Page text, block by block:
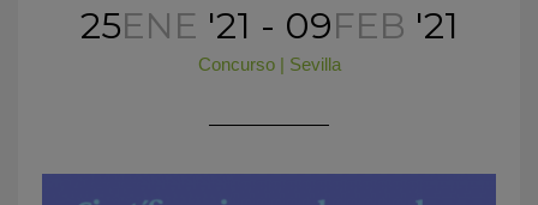
25ENE '21 - 09FEB '21
Concurso| Sevilla